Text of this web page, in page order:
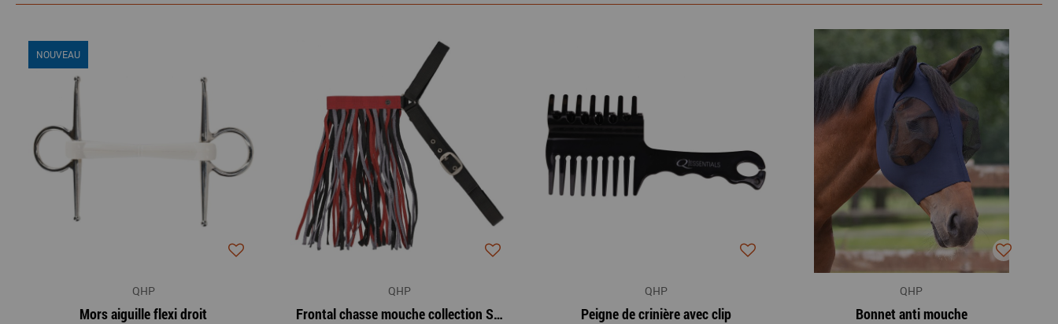
NOUVEAU
QHP
Mors aiguille flexi droit
QHP
Frontal chasse mouche collection SS26
QHP
Peigne de crinière avec clip
QHP
Bonnet anti mouche